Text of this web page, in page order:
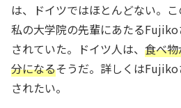
は、ドイツではほとんどない。こ
私の大学院の先輩にあたる
されていた。ドイツ人は、 食べ
分になるそうだ。詳しくはFujiko
されたい。